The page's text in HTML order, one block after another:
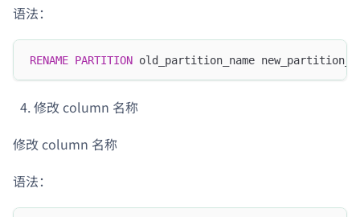
语法：
RENAME PARTITION old_partition_name
修改 column 名称
修改 column 名称
语法：